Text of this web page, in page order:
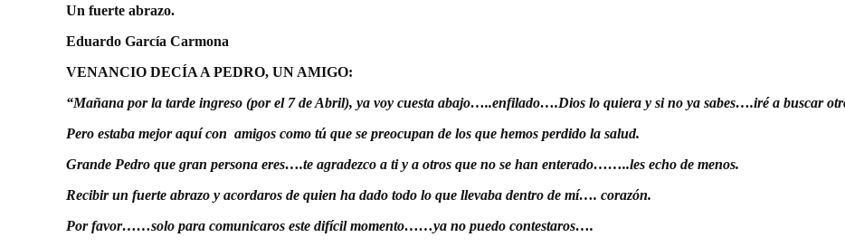
Un fuerte abrazo.
Eduardo García Carmona
VENANCIO DECÍA A PEDRO, UN AMIGO:
“Mañana por la tarde ingreso (por el 7 de Abril), ya voy cuesta abajo…..enfilado….Dios lo quiera y si no ya sabes….iré a buscar
Pero estaba mejor aquí con amigos como tú que se preocupan de los que hemos perdido la salud.
Grande Pedro que gran persona eres….te agradezco a ti y a otros que no se han enterado……..les echo de menos.
Recibir un fuerte abrazo y acordaros de quien ha dado todo lo que llevaba dentro de mí…. corazón.
Por favor……solo para comunicaros este difícil momento……ya no puedo contestaros….